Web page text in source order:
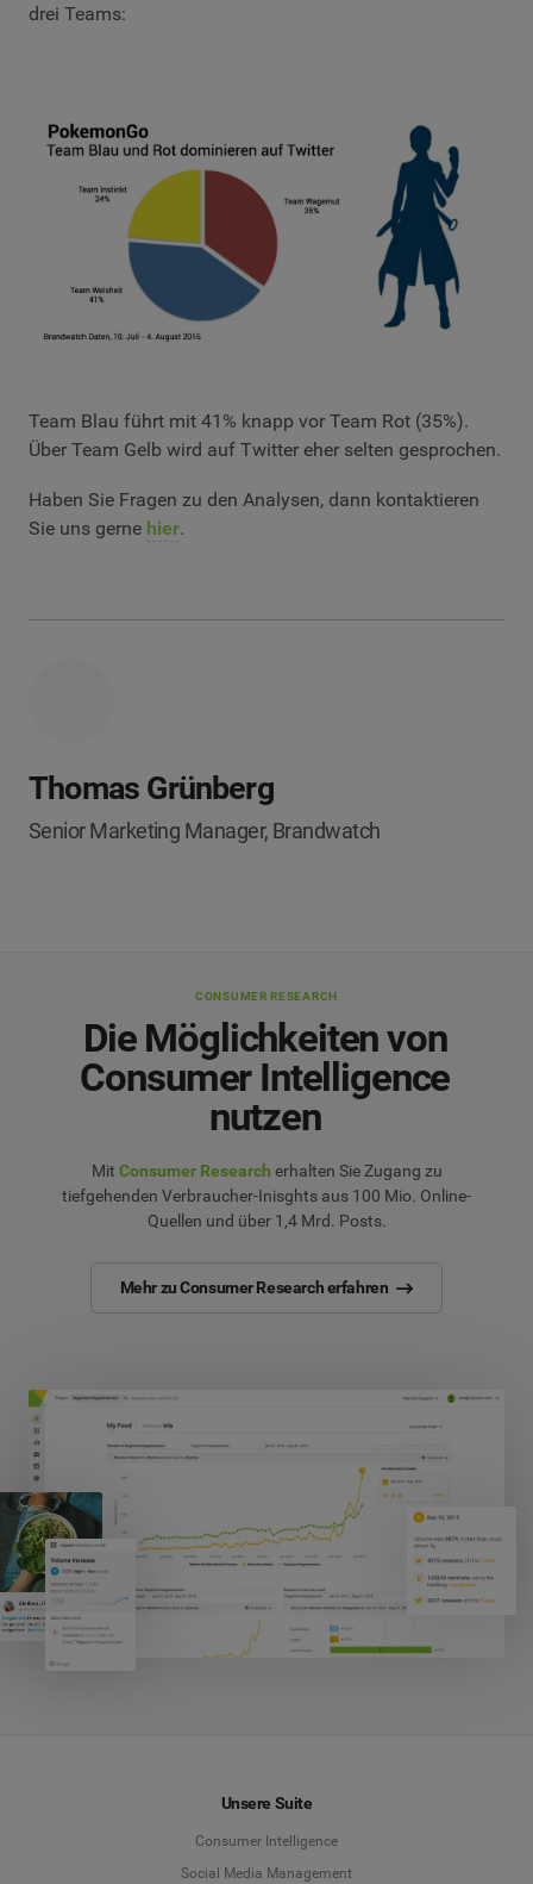
drei Teams:
Team Blau führt mit 41% knapp vor Team Rot (35%).
Über Team Gelb wird auf Twitter eher selten gesprochen.
Haben Sie Fragen zu den Analysen, dann kontaktieren
Sie uns gerne hier.
Thomas Grünberg
Senior Marketing Manager, Brandwatch
CONSUMER RESEARCH
Die Möglichkeiten von
Consumer Intelligence
nutzen
Mit Consumer Research erhalten Sie Zugang zu
tiefgehenden Verbraucher-Inisghts aus 100 Mio. Online-
Quellen und über 1,4 Mrd. Posts.
Mehr zu Consumer Research erfahren
Unsere Suite
Consumer Intelligence
Social Media Management